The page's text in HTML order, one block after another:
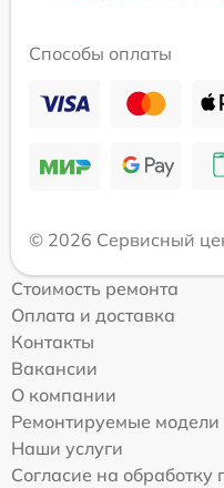
Способы оплаты
© 2026 Сервисный
Стоимость ремонта
Оплата и доставка
Контакты
Вакансии
О компании
Ремонтируемые модели
Наши услуги
Согласие на